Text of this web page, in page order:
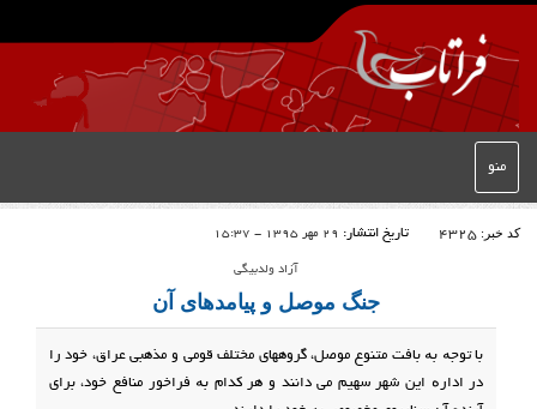
منو
کد خبر: 4325 تاریخ انتشار: 29 مهر 1395 - 15:37
آزاد ولدبیگی
جنگ موصل و پیامدهای آن
با توجە بە بافت متنوع موصل، گروههای مختلف قومی و مذهبی عراق، خود را
در ادارە این شهر سهیم می دانند و هر کدام بە فراخور منافع خود، برای